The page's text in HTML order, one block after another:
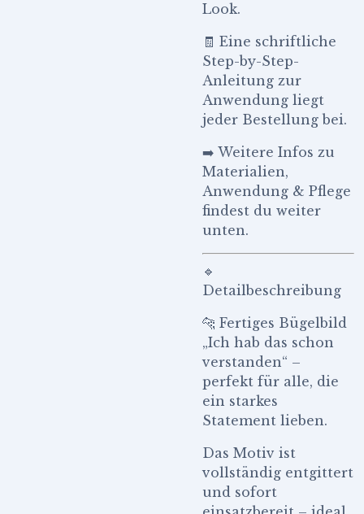
Look.
🧾 Eine schriftliche
Step-by-Step-
Anleitung zur
Anwendung liegt
jeder Bestellung bei.
➡️ Weitere Infos zu
Materialien,
Anwendung & Pflege
findest du weiter
unten.
🔹
Detailbeschreibung
🐆 Fertiges Bügelbild
„Ich hab das schon
verstanden“ –
perfekt für alle, die
ein starkes
Statement lieben.
Das Motiv ist
vollständig entgittert
und sofort